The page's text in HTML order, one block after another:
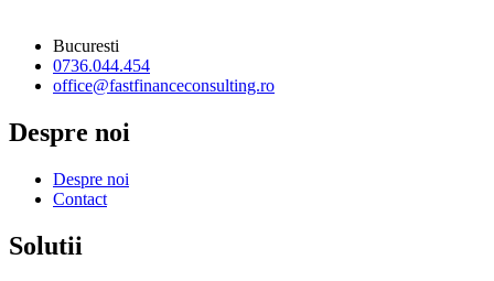
Bucuresti
0736.044.454
office@fastfinanceconsulting.ro
Despre noi
Despre noi
Contact
Solutii